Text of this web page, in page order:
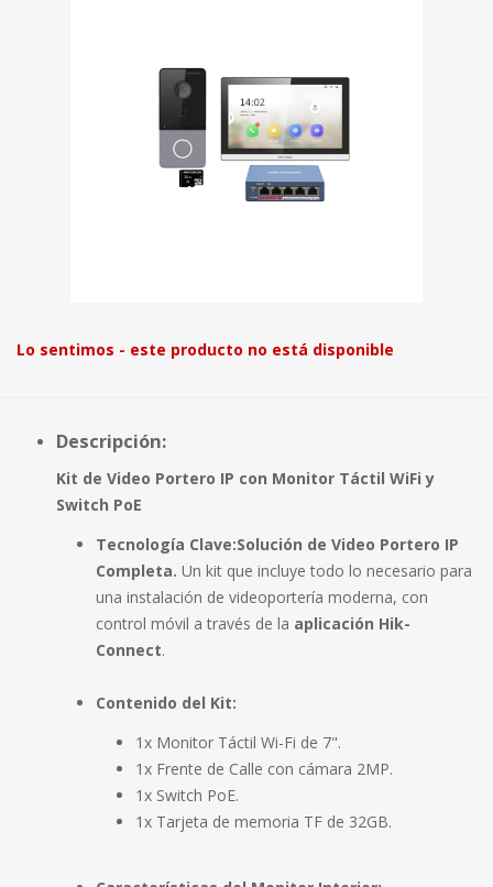
Lo sentimos - este producto no está disponible
Descripción:
Kit de Video Portero IP con Monitor Táctil WiFi y
Switch PoE
Tecnología Clave:Solución de Video Portero IP
Completa. Un kit que incluye todo lo necesario para
una instalación de videoportería moderna, con
control móvil a través de la aplicación Hik-
Connect.
Contenido del Kit:
1x Monitor Táctil Wi-Fi de 7".
1x Frente de Calle con cámara 2MP.
1x Switch PoE.
1x Tarjeta de memoria TF de 32GB.